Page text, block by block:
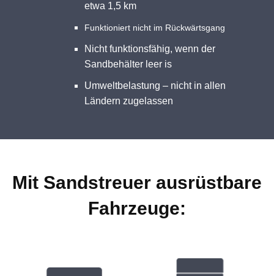
etwa 1,5 km
Funktioniert nicht im Rückwärtsgang
Nicht funktionsfähig, wenn der
Sandbehälter leer is
Umweltbelastung – nicht in allen
Ländern zugelassen
Mit Sandstreuer ausrüstbare
Fahrzeuge: